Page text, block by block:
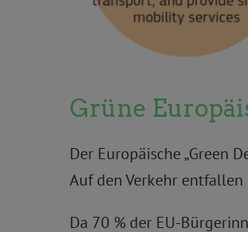
Grüne
Der Europäische „Green
Auf den Verkehr entfallen
Da 70 % der EU-